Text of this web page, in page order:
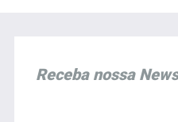
Receba nossa